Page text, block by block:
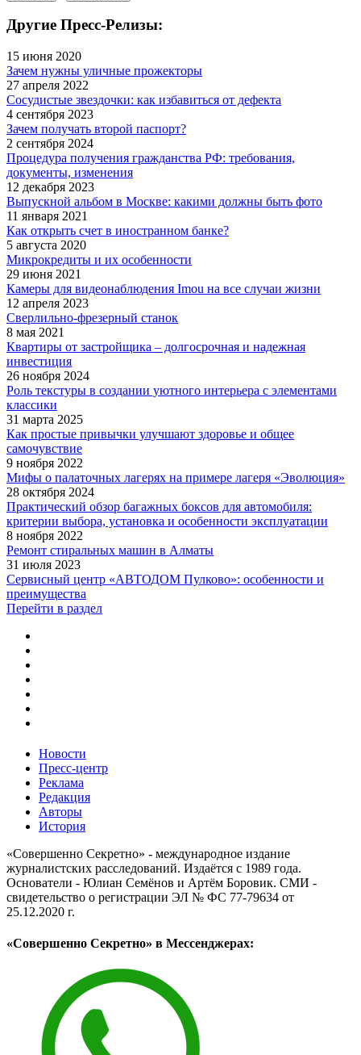
Другие Пресс-Релизы:
15 июня 2020
Зачем нужны уличные прожекторы
27 апреля 2022
Сосудистые звездочки: как избавиться от дефекта
4 сентября 2023
Зачем получать второй паспорт?
2 сентября 2024
Процедура получения гражданства РФ: требования,
документы, изменения
12 декабря 2023
Выпускной альбом в Москве: какими должны быть фото
11 января 2021
Как открыть счет в иностранном банке?
5 августа 2020
Микрокредиты и их особенности
29 июня 2021
Камеры для видеонаблюдения Imou на все случаи жизни
12 апреля 2023
Сверлильно-фрезерный станок
8 мая 2021
Квартиры от застройщика – долгосрочная и надежная
инвестиция
26 ноября 2024
Роль текстуры в создании уютного интерьера с элементами
классики
31 марта 2025
Как простые привычки улучшают здоровье и общее
самочувствие
9 ноября 2022
Мифы о палаточных лагерях на примере лагеря «Эволюция»
28 октября 2024
Практический обзор багажных боксов для автомобиля:
критерии выбора, установка и особенности эксплуатации
8 ноября 2022
Ремонт стиральных машин в Алматы
31 июля 2023
Сервисный центр «АВТОДОМ Пулково»: особенности и
преимущества
Перейти в раздел
Новости
Пресс-центр
Реклама
Редакция
Авторы
История
«Совершенно Секретно» - международное издание
журналистских расследований. Издаётся с 1989 года.
Основатели - Юлиан Семёнов и Артём Боровик. CМИ -
свидетельство о регистрации ЭЛ № ФС 77-79634 от
25.12.2020 г.
«Совершенно Секретно» в Мессенджерах: